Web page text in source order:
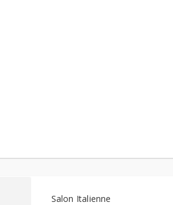
Salon Italienne